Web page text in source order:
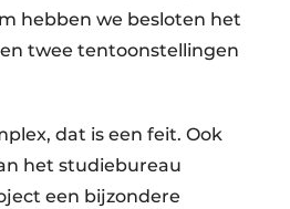
hebben we besloten het
twee tentoonstellingen
dat is een feit. Ook
het studiebureau
een bijzondere